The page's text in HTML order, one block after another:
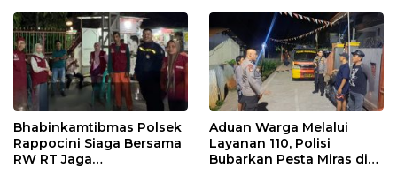
Bhabinkamtibmas Polsek
Rappocini Siaga Bersama
RW RT Jaga
Aduan Warga Melalui
Layanan 110, Polisi
Bubarkan Pesta Miras di